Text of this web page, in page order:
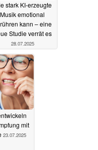
stark KI-erzeugte
Musik emotional
kann – eine
Studie verrät es
28.07.2025
mit
23.07.2025